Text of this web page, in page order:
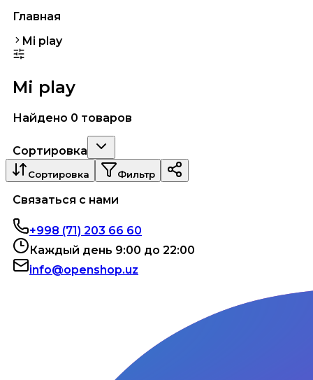
Главная
Mi play
Mi play
Найдено 0 товаров
Сортировка
Сортировка Фильтр
Связаться с нами
+998 (71) 203 66 60
Каждый день 9:00 до 22:00
info@openshop.uz